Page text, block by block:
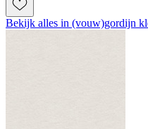
Bekijk alles in (vouw)gordijn